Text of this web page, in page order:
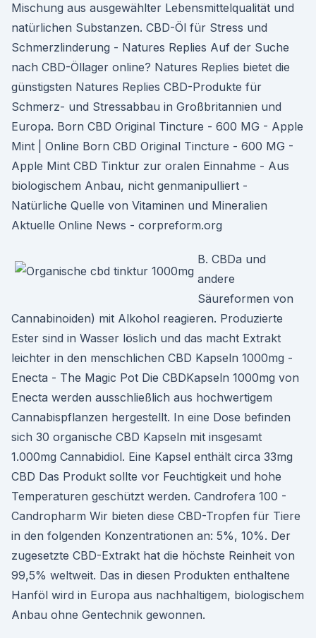
Mischung aus ausgewählter Lebensmittelqualität und
natürlichen Substanzen. CBD-Öl für Stress und
Schmerzlinderung - Natures Replies Auf der Suche
nach CBD-Öllager online? Natures Replies bietet die
günstigsten Natures Replies CBD-Produkte für
Schmerz- und Stressabbau in Großbritannien und
Europa. Born CBD Original Tincture - 600 MG - Apple
Mint | Online Born CBD Original Tincture - 600 MG -
Apple Mint CBD Tinktur zur oralen Einnahme - Aus
biologischem Anbau, nicht genmanipulliert -
Natürliche Quelle von Vitaminen und Mineralien
Aktuelle Online News - corpreform.org
B. CBDa und
andere
Säureformen von
Cannabinoiden) mit Alkohol reagieren. Produzierte
Ester sind in Wasser löslich und das macht Extrakt
leichter in den menschlichen CBD Kapseln 1000mg -
Enecta - The Magic Pot Die CBDKapseln 1000mg von
Enecta werden ausschließlich aus hochwertigem
Cannabispflanzen hergestellt. In eine Dose befinden
sich 30 organische CBD Kapseln mit insgesamt
1.000mg Cannabidiol. Eine Kapsel enthält circa 33mg
CBD Das Produkt sollte vor Feuchtigkeit und hohe
Temperaturen geschützt werden. Candrofera 100 -
Candropharm Wir bieten diese CBD-Tropfen für Tiere
in den folgenden Konzentrationen an: 5%, 10%. Der
zugesetzte CBD-Extrakt hat die höchste Reinheit von
99,5% weltweit. Das in diesen Produkten enthaltene
Hanföl wird in Europa aus nachhaltigem, biologischem
Anbau ohne Gentechnik gewonnen.